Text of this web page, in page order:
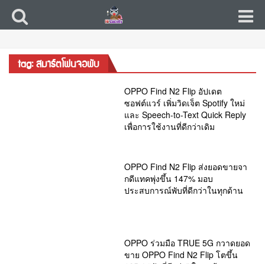
tag: สมาร์ตโฟนจอพับ
OPPO Find N2 Flip อัปเดต
ซอฟต์แวร์ เพิ่มวิดเจ็ต Spotify ใหม่
และ Speech-to-Text Quick Reply
เพื่อการใช้งานที่ดีกว่าเดิม
OPPO Find N2 Flip ส่งยอดขายจา
กดีแทคพุ่งขึ้น 147% มอบ
ประสบการณ์พับที่ดีกว่าในทุกด้าน
OPPO ร่วมมือ TRUE 5G กวาดยอด
ขาย OPPO Find N2 Flip โตขึ้น